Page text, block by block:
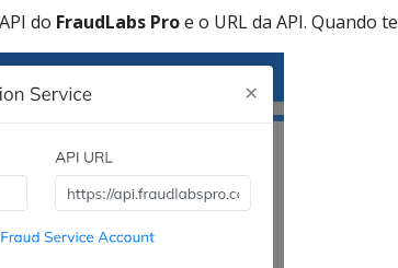
do FraudLabs Proe o URL da API. Quando